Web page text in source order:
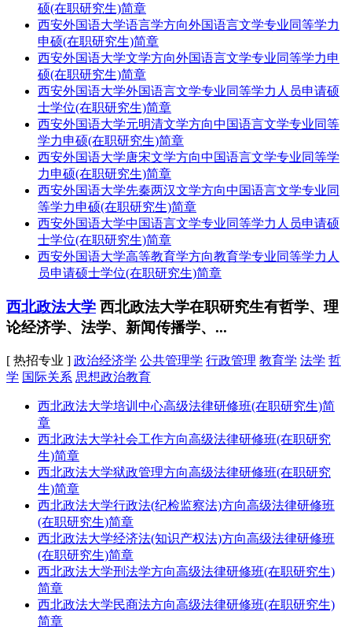
硕(在职研究生)简章
西安外国语大学语言学方向外国语言文学专业同等学力
申硕(在职研究生)简章
西安外国语大学文学方向外国语言文学专业同等学力申
硕(在职研究生)简章
西安外国语大学外国语言文学专业同等学力人员申请硕
士学位(在职研究生)简章
西安外国语大学元明清文学方向中国语言文学专业同等
学力申硕(在职研究生)简章
西安外国语大学唐宋文学方向中国语言文学专业同等学
力申硕(在职研究生)简章
西安外国语大学先秦两汉文学方向中国语言文学专业同
等学力申硕(在职研究生)简章
西安外国语大学中国语言文学专业同等学力人员申请硕
士学位(在职研究生)简章
西安外国语大学高等教育学方向教育学专业同等学力人
员申请硕士学位(在职研究生)简章
西北政法大学 西北政法大学在职研究生有哲学、理
论经济学、法学、新闻传播学、...
[ 热招专业 ] 政治经济学 公共管理学 行政管理 教育学 法学 哲
学 国际关系 思想政治教育
西北政法大学培训中心高级法律研修班(在职研究生)简
章
西北政法大学社会工作方向高级法律研修班(在职研究
生)简章
西北政法大学狱政管理方向高级法律研修班(在职研究
生)简章
西北政法大学行政法(纪检监察法)方向高级法律研修班
(在职研究生)简章
西北政法大学经济法(知识产权法)方向高级法律研修班
(在职研究生)简章
西北政法大学刑法学方向高级法律研修班(在职研究生)
简章
西北政法大学民商法方向高级法律研修班(在职研究生)
简章